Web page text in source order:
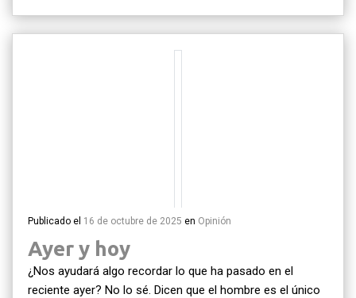
Publicado el 16 de octubre de 2025 en Opinión
Ayer y hoy
¿Nos ayudará algo recordar lo que ha pasado en el
reciente ayer? No lo sé. Dicen que el hombre es el único